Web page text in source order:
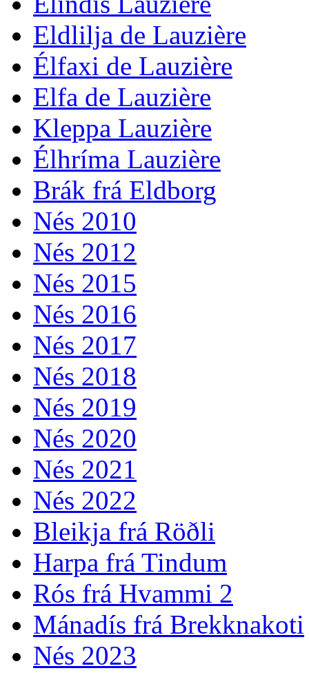
Eldlilja de Lauzière
Élfaxi de Lauzière
Elfa de Lauzière
Kleppa Lauzière
Élhríma Lauzière
Brák frá Eldborg
Nés 2010
Nés 2012
Nés 2015
Nés 2016
Nés 2017
Nés 2018
Nés 2019
Nés 2020
Nés 2021
Nés 2022
Bleikja frá Röðli
Harpa frá Tindum
Rós frá Hvammi 2
Mánadís frá Brekknakoti
Nés 2023